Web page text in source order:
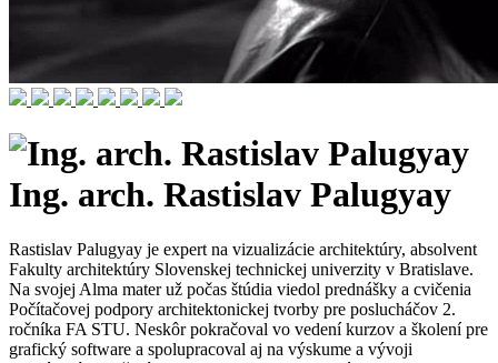
Ing. arch. Rastislav Palugyay
Rastislav Palugyay je expert na vizualizácie architektúry, absolvent
Fakulty architektúry Slovenskej technickej univerzity v Bratislave.
Na svojej Alma mater už počas štúdia viedol prednášky a cvičenia
Počítačovej podpory architektonickej tvorby pre poslucháčov 2.
ročníka FA STU. Neskôr pokračoval vo vedení kurzov a školení pre
grafický software a spolupracoval aj na výskume a vývoji